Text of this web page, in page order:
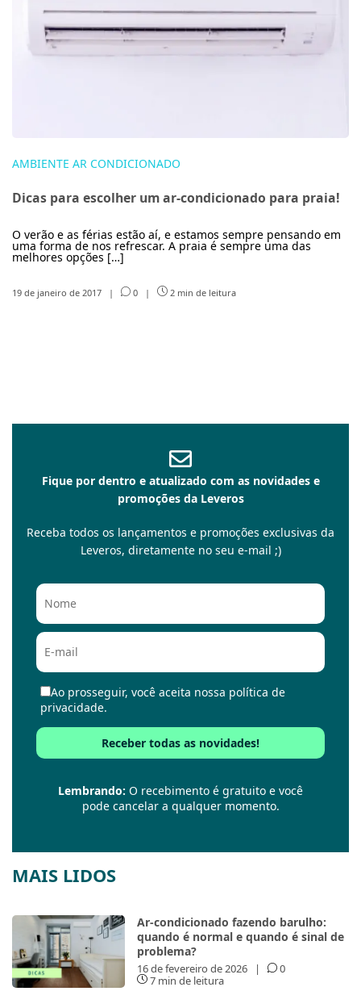
AMBIENTE AR CONDICIONADO
Dicas para escolher um ar-condicionado para praia!
O verão e as férias estão aí, e estamos sempre pensando em
uma forma de nos refrescar. A praia é sempre uma das
melhores opções […]
19 de janeiro de 2017 | 0 | 2 min de leitura
Fique por dentro e atualizado com as novidades e
promoções da Leveros
Receba todos os lançamentos e promoções exclusivas da
Leveros, diretamente no seu e-mail ;)
Ao prosseguir, você aceita nossa política de
privacidade.
Lembrando: O recebimento é gratuito e você
pode cancelar a qualquer momento.
MAIS LIDOS
Ar-condicionado fazendo barulho:
quando é normal e quando é sinal de
problema?
16 de fevereiro de 2026 |
0
7 min de leitura